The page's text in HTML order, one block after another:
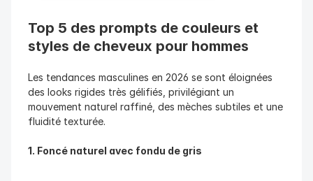
Top 5 des prompts de couleurs et
styles de cheveux pour hommes
Les tendances masculines en 2026 se sont éloignées
des looks rigides très gélifiés, privilégiant un
mouvement naturel raffiné, des mèches subtiles et une
fluidité texturée.
1. Foncé naturel avec fondu de gris